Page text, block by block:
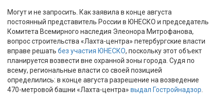
Могут и не запросить. Как заявила в конце августа
постоянный представитель России в ЮНЕСКО и председатель
Комитета Всемирного наследия Элеонора Митрофанова,
вопрос строительства «Лахта-центра» петербургские власти
вправе решать без участия ЮНЕСКО, поскольку этот объект
планируется возвести вне охранной зоны города. Судя по
всему, региональные власти со своей позицией
определились: в конце августа разрешение на возведение
470-метровой башни «Лахта-центра» выдал Гостройнадзор